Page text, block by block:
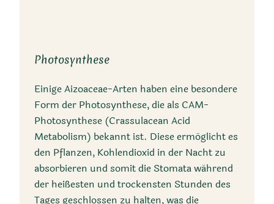
Photosynthese
Einige Aizoaceae-Arten haben eine besondere
Form der Photosynthese, die als CAM-
Photosynthese (Crassulacean Acid
Metabolism) bekannt ist. Diese ermöglicht es
den Pflanzen, Kohlendioxid in der Nacht zu
absorbieren und somit die Stomata während
der heißesten und trockensten Stunden des
Tages geschlossen zu halten, was die